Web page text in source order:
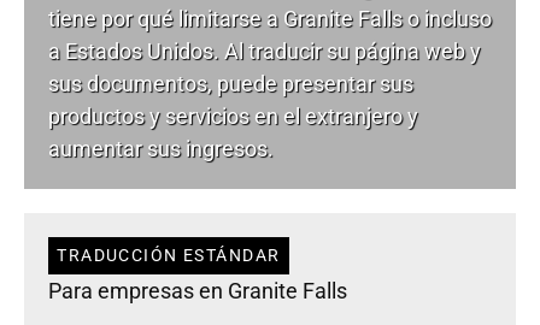
tiene por qué limitarse a Granite Falls o incluso
a Estados Unidos. Al traducir su página web y
sus documentos, puede presentar sus
productos y servicios en el extranjero y
aumentar sus ingresos.
TRADUCCIÓN ESTÁNDAR
Para empresas en Granite Falls